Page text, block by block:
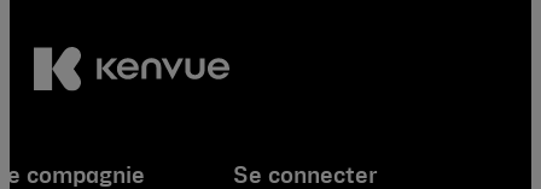
compagnie Se connecter